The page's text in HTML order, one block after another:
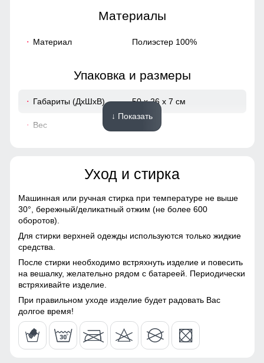
Материалы
Материал Полиэстер 100%
Упаковка и размеры
Габариты (ДхШхВ) 50 x 26 x 7 см
Вес
ВНИМАНИЕ!!! Товар который куплен с уценкой не
подлежит возврату и обмену.
Нет куртки!
↓ Показать
Уход и стирка
Машинная или ручная стирка при температуре не выше
30°, бережный/деликатный отжим (не более 600
оборотов).
Для стирки верхней одежды используются только жидкие
средства.
После стирки необходимо встряхнуть изделие и повесить
на вешалку, желательно рядом с батареей. Периодически
встряхивайте изделие.
При правильном уходе изделие будет радовать Вас
долгое время!